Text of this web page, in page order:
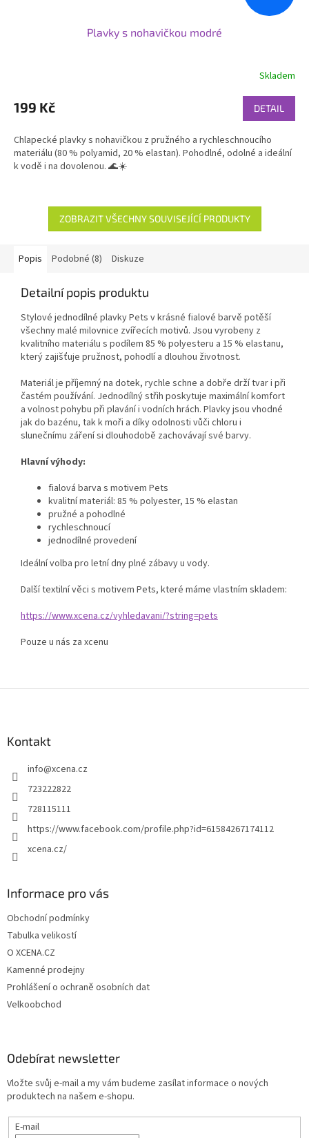
Plavky s nohavičkou modré
Skladem
199 Kč DETAIL
Chlapecké plavky s nohavičkou z pružného a rychleschnoucího
materiálu (80 % polyamid, 20 % elastan). Pohodlné, odolné a ideální
k vodě i na dovolenou. 🌊☀️
ZOBRAZIT VŠECHNY SOUVISEJÍCÍ PRODUKTY
Popis Podobné (8) Diskuze
Detailní popis produktu
Stylové jednodílné plavky Pets v krásné fialové barvě potěší
všechny malé milovnice zvířecích motivů. Jsou vyrobeny z
kvalitního materiálu s podílem 85 % polyesteru a 15 % elastanu,
který zajišťuje pružnost, pohodlí a dlouhou životnost.
Materiál je příjemný na dotek, rychle schne a dobře drží tvar i při
častém používání. Jednodílný střih poskytuje maximální komfort
a volnost pohybu při plavání i vodních hrách. Plavky jsou vhodné
jak do bazénu, tak k moři a díky odolnosti vůči chloru i
slunečnímu záření si dlouhodobě zachovávají své barvy.
Hlavní výhody:
fialová barva s motivem Pets
kvalitní materiál: 85 % polyester, 15 % elastan
pružné a pohodlné
rychleschnoucí
jednodílné provedení
Ideální volba pro letní dny plné zábavy u vody.
Další textilní věci s motivem Pets, které máme vlastním skladem:
https://www.xcena.cz/vyhledavani/?string=pets
Pouze u nás za xcenu
Kontakt
info@xcena.cz
723222822
728115111
https://www.facebook.com/profile.php?id=61584267174112
xcena.cz/
Informace pro vás
Obchodní podmínky
Tabulka velikostí
O XCENA.CZ
Kamenné prodejny
Prohlášení o ochraně osobních dat
Velkoobchod
Odebírat newsletter
Vložte svůj e-mail a my vám budeme zasílat informace o nových
produktech na našem e-shopu.
E-mail